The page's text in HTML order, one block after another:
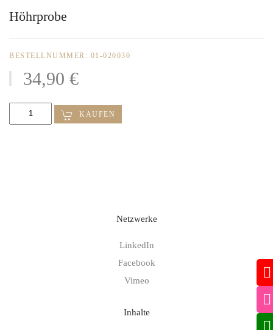
Höhrprobe
BESTELLNUMMER: 01-020030
34,90 €
KAUFEN
Netzwerke
LinkedIn
Facebook
Vimeo
Inhalte